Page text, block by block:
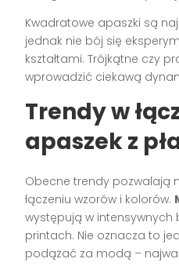
Kwadratowe apaszki są
jednak nie bój się
kształtami. Trójkątne czy
wprowadzić ciekawą
Trendy w
apaszek z
Obecne trendy pozwalają
łączeniu wzorów i kolorów.
występują w
printach. Nie oznacza to
podążać za modą –